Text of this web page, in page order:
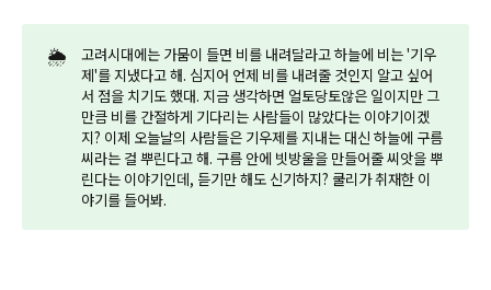
🌦️
고려시대에는 가뭄이 들면 비를 내려달라고 하늘에 비는 '기우
제'를 지냈다고 해. 심지어 언제 비를 내려줄 것인지 알고 싶어
서 점을 치기도 했대. 지금 생각하면 얼토당토않은 일이지만 그
만큼 비를 간절하게 기다리는 사람들이 많았다는 이야기이겠
지? 이제 오늘날의 사람들은 기우제를 지내는 대신 하늘에 구름
씨라는 걸 뿌린다고 해. 구름 안에 빗방울을 만들어줄 씨앗을 뿌
린다는 이야기인데, 듣기만 해도 신기하지? 쿨리가 취재한 이
야기를 들어봐.